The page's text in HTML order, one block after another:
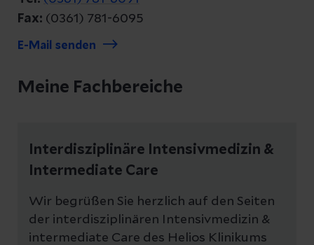
Fax: (0361) 781-6095
E-Mail senden
Meine Fachbereiche
Interdisziplinäre Intensivmedizin &
Intermediate Care
Wir begrüßen Sie herzlich auf den Seiten
der interdisziplinären Intensivmedizin &
intermediate Care des Helios Klinikums